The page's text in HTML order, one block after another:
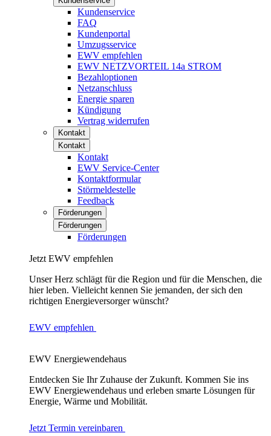
Kundenservice
FAQ
Kundenportal
Umzugsservice
EWV empfehlen
EWV NETZVORTEIL 14a STROM
Bezahloptionen
Netzanschluss
Energie sparen
Kündigung
Vertrag widerrufen
Kontakt
Kontakt
Kontakt
EWV Service-Center
Kontaktformular
Störmeldestelle
Feedback
Förderungen
Förderungen
Förderungen
Jetzt EWV empfehlen
Unser Herz schlägt für die Region und für die Menschen, die
hier leben. Vielleicht kennen Sie jemanden, der sich den
richtigen Energieversorger wünscht?
EWV empfehlen
EWV Energiewendehaus
Entdecken Sie Ihr Zuhause der Zukunft. Kommen Sie ins
EWV Energiewendehaus und erleben smarte Lösungen für
Energie, Wärme und Mobilität.
Jetzt Termin vereinbaren